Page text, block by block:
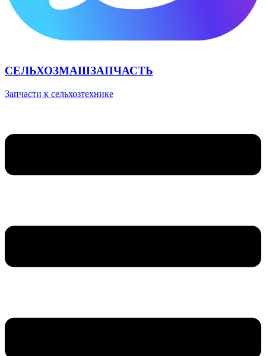
СЕЛЬХОЗМАШЗАПЧАСТЬ
Запчасти к сельхозтехнике